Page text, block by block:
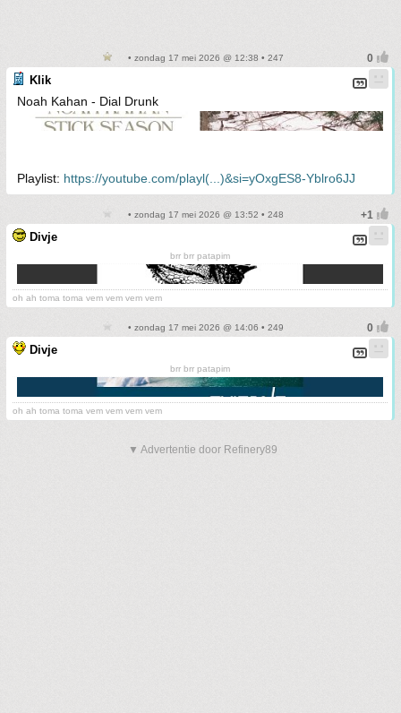
• zondag 17 mei 2026 @ 12:38 • 247
Klik
Noah Kahan - Dial Drunk
Playlist: https://youtube.com/playl(...)&si=yOxgES8-Yblro6JJ
• zondag 17 mei 2026 @ 13:52 • 248
Divje
brr brr patapim
oh ah toma toma vem vem vem vem
• zondag 17 mei 2026 @ 14:06 • 249
Divje
brr brr patapim
oh ah toma toma vem vem vem vem
▼ Advertentie door Refinery89